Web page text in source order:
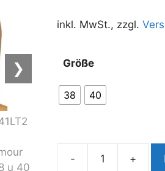
❯
war:
ist:
inkl. MwSt., zzgl.
Größe
38 40
- +
t
e
a